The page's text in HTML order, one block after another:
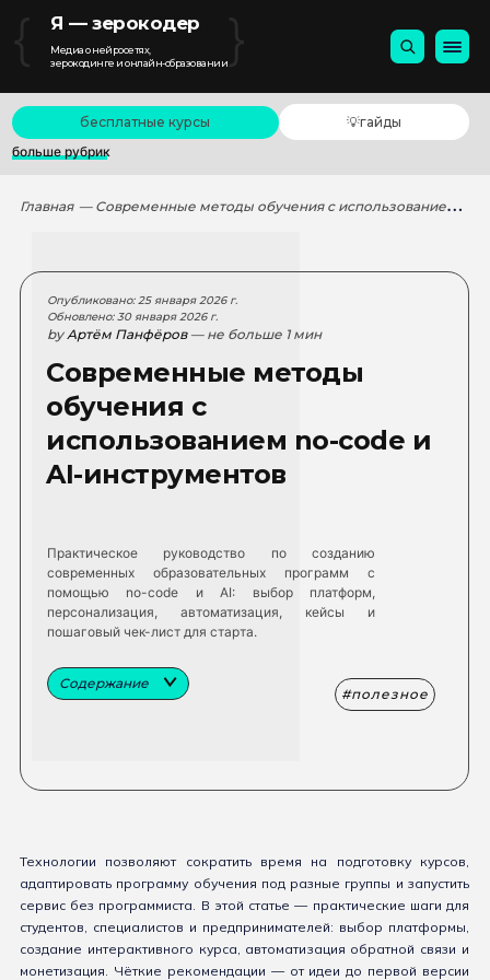
{ Я — зерокодер
Медиа о нейросетях,
зерокодинге и онлайн-образовании}
бесплатные курсы
💡гайды
больше рубрик
Главная — Современные методы обучения с использованием no-code и AI-инструментов
Опубликовано: 25 января 2026 г.
Обновлено: 30 января 2026 г.
byАртём Панфёров — не больше 1 мин
Современные методы
обучения с
использованием no-code и
AI-инструментов
Практическое руководство по созданию
современных образовательных программ с
помощью no-code и AI: выбор платформ,
персонализация, автоматизация, кейсы и
пошаговый чек-лист для старта.
Содержание
полезное
Технологии позволяют сократить время на подготовку курсов,
адаптировать программу обучения под разные группы и запустить
сервис без программиста. В этой статье — практические шаги для
студентов, специалистов и предпринимателей: выбор платформы,
создание интерактивного курса, автоматизация обратной связи и
монетизация. Чёткие рекомендации — от идеи до первой версии